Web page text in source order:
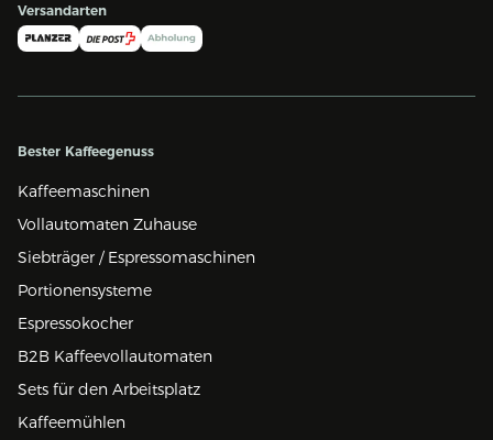
Versandarten
Bester Kaffeegenuss
Kaffeemaschinen
Vollautomaten Zuhause
Siebträger / Espressomaschinen
Portionensysteme
Espressokocher
B2B Kaffeevollautomaten
Sets für den Arbeitsplatz
Kaffeemühlen